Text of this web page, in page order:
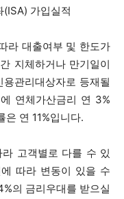
가입실적
라 대출여부 및 한도가
지체하거나 만기일이
관리대상자로 등재될
연체가산금리 연 3%
은 연 11%입니다.
고객별로 다를 수 있
따라 변동이 있을 수
의 금리우대를 받으실